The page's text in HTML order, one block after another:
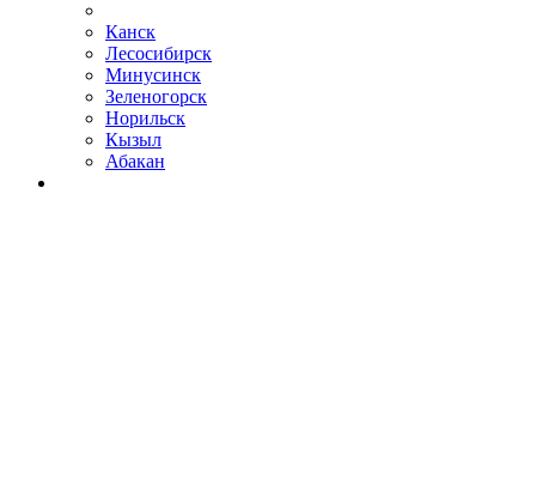
Канск
Лесосибирск
Минусинск
Зеленогорск
Норильск
Кызыл
Абакан